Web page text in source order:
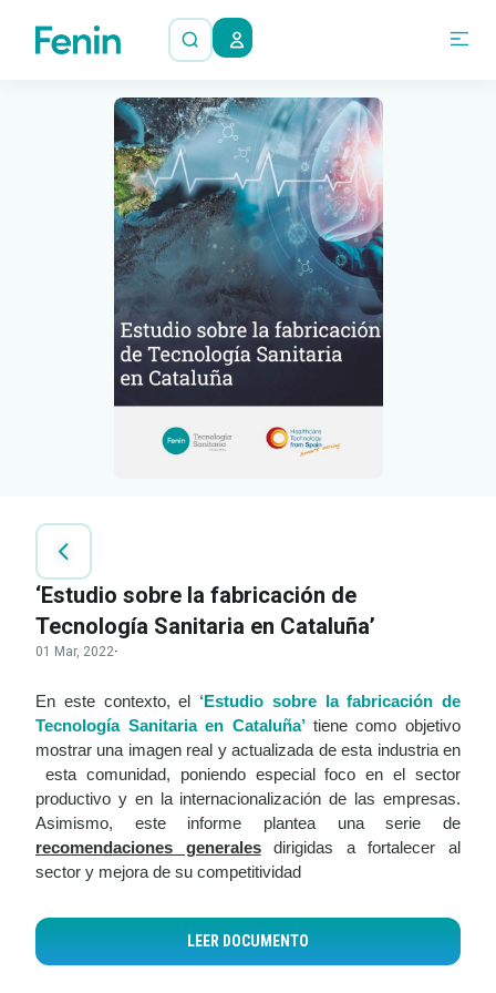
‘Estudio sobre la fabricación de
Tecnología Sanitaria en Cataluña’
01 Mar, 2022·
En este contexto, el ‘Estudio sobre la fabricación de
Tecnología Sanitaria en Cataluña’ tiene como objetivo
mostrar una imagen real y actualizada de esta industria en
esta comunidad, poniendo especial foco en el sector
productivo y en la internacionalización de las empresas.
Asimismo, este informe plantea una serie de
recomendaciones generalesdirigidas a fortalecer al
sector y mejora de su competitividad
LEER DOCUMENTO